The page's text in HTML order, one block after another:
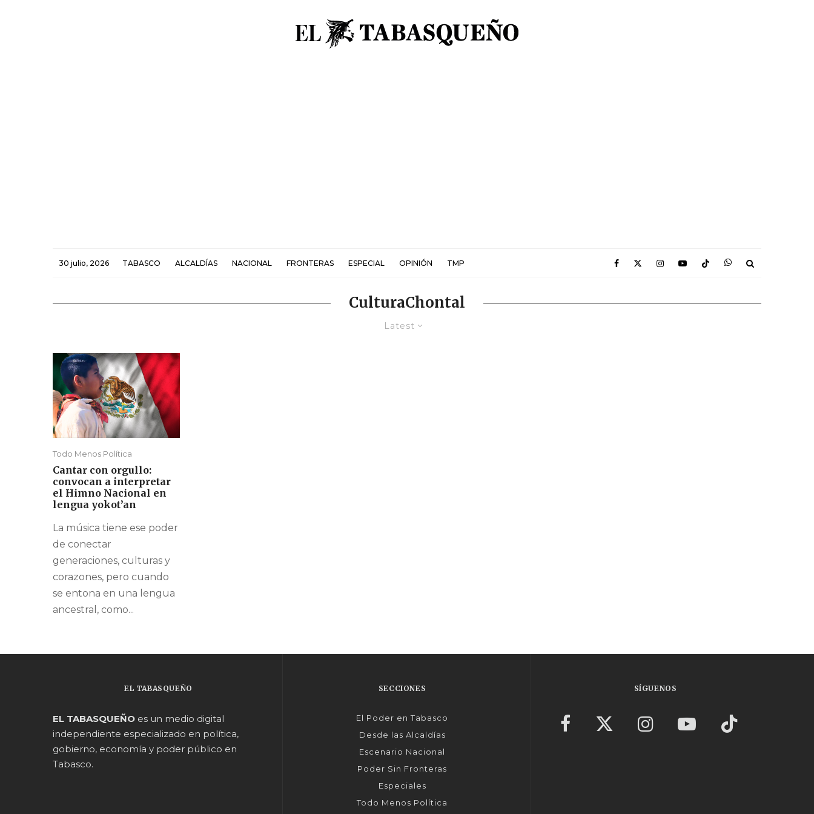
30 julio, 2026 TABASCO ALCALDÍAS NACIONAL FRONTERAS ESPECIAL OPINIÓN TMP
CulturaChontal
Latest
Todo Menos Política
Cantar con orgullo:
convocan a interpretar
el Himno Nacional en
lengua yokot’an
La música tiene ese poder
de conectar
generaciones, culturas y
corazones, pero cuando
se entona en una lengua
ancestral, como...
EL TABASQUEÑO
EL TABASQUEÑO es un medio digital
independiente especializado en política,
gobierno, economía y poder público en
Tabasco.
SECCIONES
El Poder en Tabasco
Desde las Alcaldías
Escenario Nacional
Poder Sin Fronteras
Especiales
Todo Menos Política
SÍGUENOS